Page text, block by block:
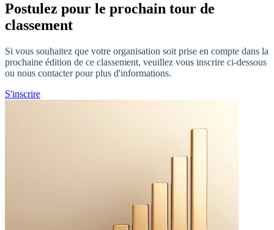
Postulez pour le prochain tour de
classement
Si vous souhaitez que votre organisation soit prise en compte dans la
prochaine édition de ce classement, veuillez vous inscrire ci-dessous
ou nous contacter pour plus d'informations.
S'inscrire